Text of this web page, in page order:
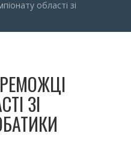
області зі
ЗІ